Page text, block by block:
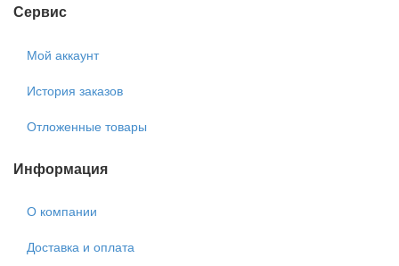
Сервис
Мой аккаунт
История заказов
Отложенные товары
Информация
О компании
Доставка и оплата